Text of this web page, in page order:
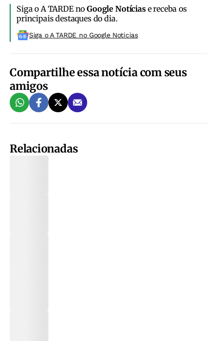
Siga o A TARDE noGoogle Notíciase receba os
principais destaques do dia.
Siga o A TARDE no Google Noticias
Compartilhe essa notícia com seus
amigos
Relacionadas